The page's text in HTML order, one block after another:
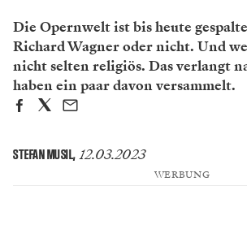
Die Opernwelt ist bis heute
Richard Wagner oder nicht. Und
nicht selten religiös. Das verlangt
haben ein paar davon versammelt.
STEFAN MUSIL, 12.03.2023
WERBUNG